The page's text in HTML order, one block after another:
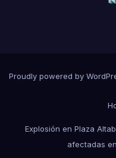
Proudly powered by
Explosión en Plaza
afectadas